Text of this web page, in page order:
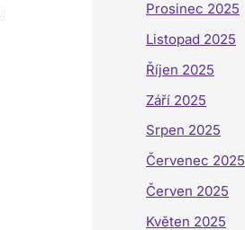
Prosinec 2025
Listopad 2025
Říjen 2025
Září 2025
Srpen 2025
Červenec 2025
Červen 2025
Květen 2025